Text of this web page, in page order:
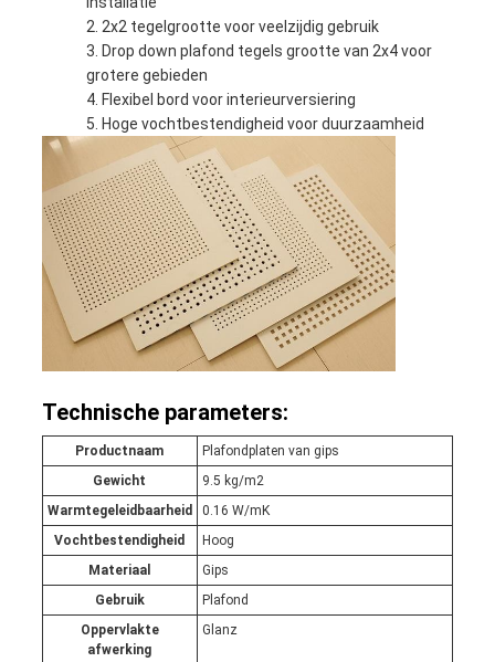
2x2 tegelgrootte voor veelzijdig gebruik
Drop down plafond tegels grootte van 2x4 voor
grotere gebieden
Flexibel bord voor interieurversiering
Hoge vochtbestendigheid voor duurzaamheid
Technische parameters:
Productnaam
Plafondplaten van gips
Gewicht
9.5 kg/m2
Warmtegeleidbaarheid
0.16 W/mK
Vochtbestendigheid
Hoog
Materiaal
Gips
Gebruik
Plafond
Oppervlakte
afwerking
Glanz